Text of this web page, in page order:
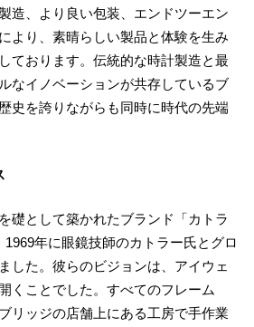
造、より良い包装、エンドツーエン
より、素晴らしい製品と体験を生み
ております。伝統的な時計製造と最
なイノベーションが共存しているブ
史を誇りながらも同時に時代の先端
礎として築かれたブランド「カトラ
年に眼鏡技師のカトラー氏とグロ
した。彼らのビジョンは、アイウェ
くことでした。すべてのフレーム
リッジの店舗上にある工房で手作業